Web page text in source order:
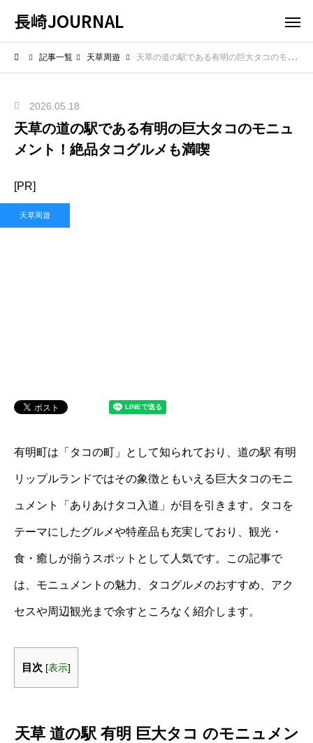
長崎JOURNAL
記事一覧 天草周遊 天草の道の駅である有明の巨大タコのモニュメント！絶品タコグルメも満喫
2026.05.18
天草の道の駅である有明の巨大タコのモニュ
メント！絶品タコグルメも満喫
[PR]
天草周遊
有明町は「タコの町」として知られており、道の駅 有明
リップルランドではその象徴ともいえる巨大タコのモニ
ュメント「ありあけタコ入道」が目を引きます。タコを
テーマにしたグルメや特産品も充実しており、観光・
食・癒しが揃うスポットとして人気です。この記事で
は、モニュメントの魅力、タコグルメのおすすめ、アク
セスや周辺観光まで余すところなく紹介します。
目次 [表示]
天草 道の駅 有明 巨大タコ のモニュメン